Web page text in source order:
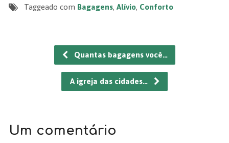
Taggeado com Bagagens, Alívio, Conforto
Quantas bagagens você…
A igreja das cidades…
Um comentário